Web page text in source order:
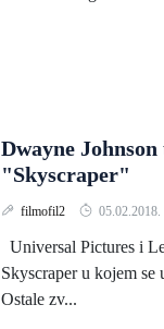
Dwayne
"Skyscraper"
filmofil2 05.02.2018.
Universal Pictures i
Skyscraper u kojem
Ostale zv...